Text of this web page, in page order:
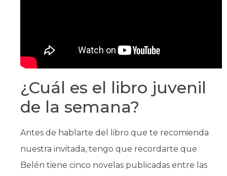
¿Cuál es el libro juvenil
de la semana?
Antes de hablarte del libro que te recomienda
nuestra invitada, tengo que recordarte que
Belén tiene cinco novelas publicadas entre las